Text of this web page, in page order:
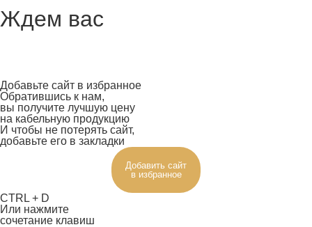
Ждем вас
Добавьте сайт в избранное
Обратившись к нам,
вы получите лучшую цену
на кабельную продукцию
И чтобы не потерять сайт,
добавьте его в закладки
Добавить сайт
в избранное
CTRL + D
Или нажмите
сочетание клавиш